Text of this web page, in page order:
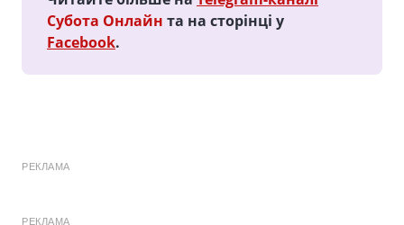
Субота Онлайн та на сторінці у
Facebook.
РЕКЛАМА
РЕКЛАМА